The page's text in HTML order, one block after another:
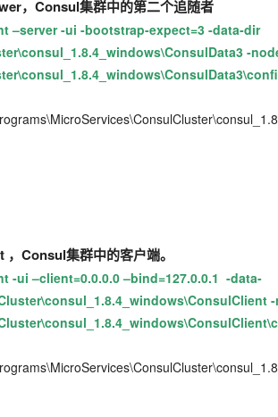
，Consul集群中的第二个追随者
–server -ui -bootstrap-expect=3 -data-dir
-
，Consul集群中的客户端。
-ui –client=0.0.0.0 –bind=127.0.0.1 -data-